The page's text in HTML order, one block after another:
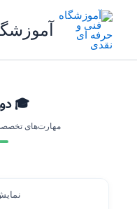
🎓
مهارت‌های تخصصی